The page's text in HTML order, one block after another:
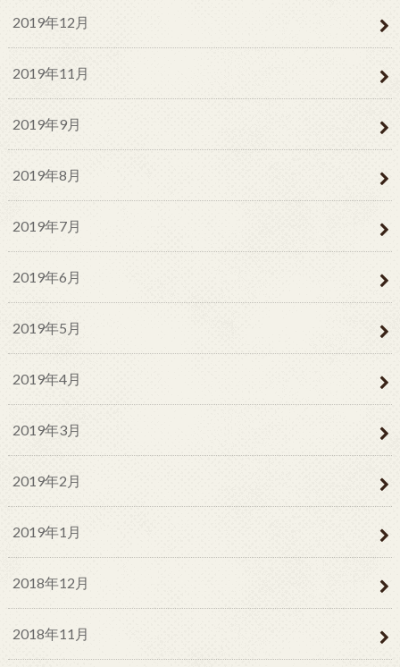
2019年12月
2019年11月
2019年9月
2019年8月
2019年7月
2019年6月
2019年5月
2019年4月
2019年3月
2019年2月
2019年1月
2018年12月
2018年11月